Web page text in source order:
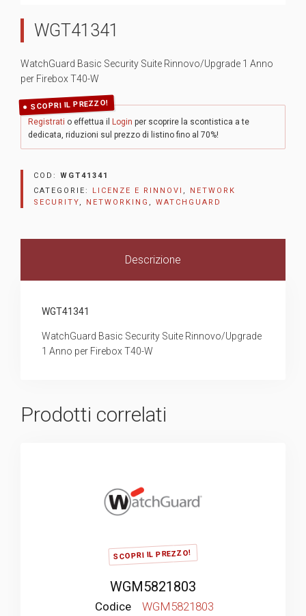
WGT41341
WatchGuard Basic Security Suite Rinnovo/Upgrade 1 Anno
per Firebox T40-W
SCOPRI IL PREZZO!
Registrati o effettua il Login per scoprire la scontistica a te
dedicata, riduzioni sul prezzo di listino fino al 70%!
COD: WGT41341
CATEGORIE: LICENZE E RINNOVI , NETWORK
SECURITY, NETWORKING , WATCHGUARD
Descrizione
WGT41341
WatchGuard Basic Security Suite Rinnovo/Upgrade
1 Anno per Firebox T40-W
Prodotti correlati
SCOPRI IL PREZZO!
WGM5821803
Codice
WGM5821803